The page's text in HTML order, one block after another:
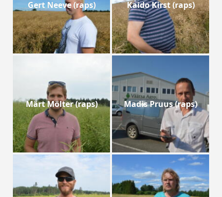
Gert Neeve (raps) Kaido Kirst (raps)
Märt Mölter (raps) Madis Pruus (raps)